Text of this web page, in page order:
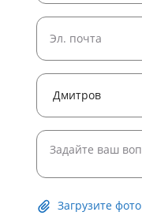
Загрузите фото